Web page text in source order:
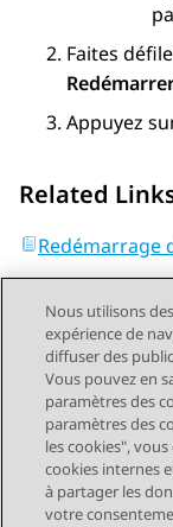
Faites
Appuyez
Related
Redémarrage
Send
Navigation
Sujet
Nous utilisons
expérience de
diffuser des
Vous pouvez en
paramètres des
paramètres des
les cookies",
cookies internes
à partager les
votre